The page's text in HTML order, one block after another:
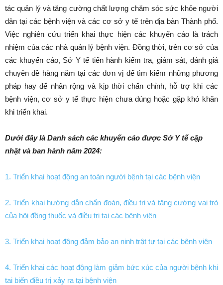
tác quản lý và tăng cường chất lượng chăm sóc sức khỏe người
dân tại các bệnh viện và các cơ sở y tế trên địa bàn Thành phố.
Việc nghiên cứu triển khai thực hiện các khuyến cáo là trách
nhiệm của các nhà quản lý bệnh viện. Đồng thời, trên cơ sở của
các khuyến cáo, Sở Y tế tiến hành kiểm tra, giám sát, đánh giá
chuyên đề hàng năm tại các đơn vị để tìm kiếm những phương
pháp hay để nhân rộng và kịp thời chấn chỉnh, hỗ trợ khi các
bệnh viện, cơ sở y tế thực hiện chưa đúng hoặc gặp khó khăn
khi triển khai.
Dưới đây là Danh sách các khuyến cáo được Sở Y tế cập
nhật và ban hành năm 2024:
1. Triển khai hoạt động an toàn người bệnh tại các bệnh viện
2. Triển khai hướng dẫn chẩn đoán, điều trị và tăng cường vai trò
của hội đồng thuốc và điều trị tại các bệnh viện
3. Triển khai hoạt động đảm bảo an ninh trật tự tại các bệnh viện
4. Triển khai các hoạt động làm giảm bức xúc của người bệnh khi
tai biến điều trị xảy ra tại bệnh viện